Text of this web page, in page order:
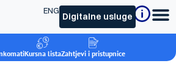
Digitalne usluge
ENG
Kursna listaZahtjevi i pristupnice